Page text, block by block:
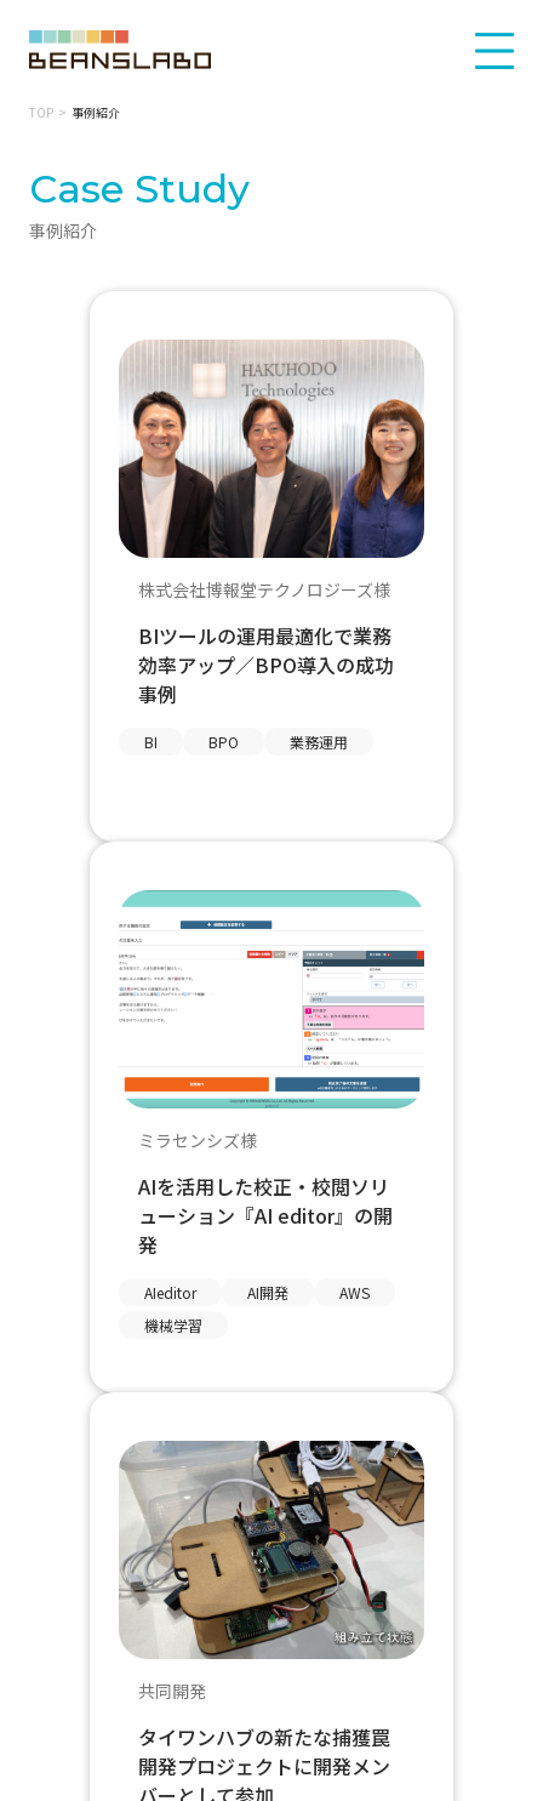
TOP 事例紹介
Case Study
事例紹介
株式会社博報堂テクノロジーズ様
BIツールの運用最適化で業務
効率アップ／BPO導入の成功
事例
BI BPO 業務運用
ミラセンシズ様
AIを活用した校正・校閲ソリ
ューション『AI editor』の開
発
AIeditor AI開発
AWS
機械学習
共同開発
タイワンハブの新たな捕獲罠
開発プロジェクトに開発メン
バーとして参加